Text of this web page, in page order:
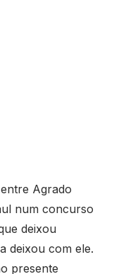
Agrado
num concurso
deixou
deixou com ele.
presente